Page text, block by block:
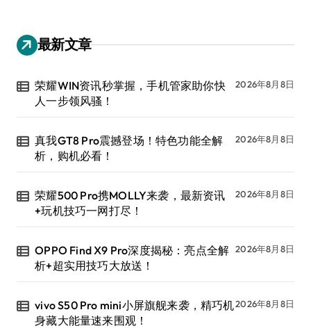
最新文章
荣耀WIN资讯秒掌握，手机管家助你快
人一步领风骚！
2026年8月8日
真我GT8 Pro震撼登场！特色功能全解
析，购机必看！
2026年8月8日
荣耀500 Pro携MOLLY来袭，最新资讯
+玩机技巧一网打尽！
2026年8月8日
OPPO Find X9 Pro深度揭秘：亮点全解
析+超实用技巧大放送！
2026年8月8日
vivo S50 Pro mini小屏旗舰来袭，精巧机
身藏大能量速来围观！
2026年8月8日